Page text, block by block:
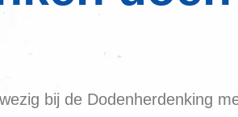
bij de Dodenherdenking